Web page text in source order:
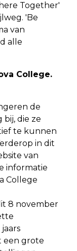
Together'
'Be
van
alle
College.
de
bij, die ze
te kunnen
in dit
van
informatie
College
8 november
een grote